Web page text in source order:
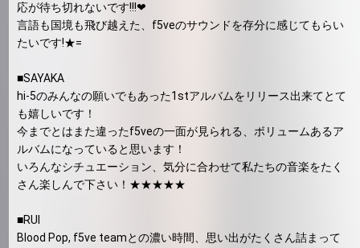
応が待ち切れないです!!!❤
言語も国境も飛び越えた、f5veのサウンドを存分に感じてもらい
たいです!★=
■SAYAKA
hi-5のみんなの願いでもあった1stアルバムをリリース出来てとて
も嬉しいです！
今までとはまた違ったf5veの一面が見られる、ボリュームあるア
ルバムになっていると思います！
いろんなシチュエーション、気分に合わせて私たちの音楽をたく
さん楽しんで下さい！★★★★★
■RUI
Blood Pop, f5ve teamとの濃い時間、思い出がたくさん詰まって